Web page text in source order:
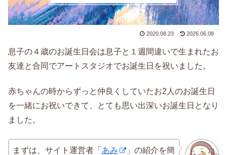
2020.08.23 2026.06.08
息子の４歳のお誕生日会は息子と１週間違いで生まれたお
友達と合同でアートスタジオでお誕生日を祝いました。
赤ちゃんの時からずっと仲良くしていたお2人のお誕生日
を一緒にお祝いできて、とても思い出深いお誕生日となり
ました。
まずは、サイト運営者「 あみ
」の紹介を簡